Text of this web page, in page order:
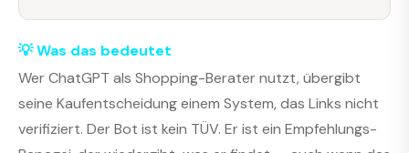
💡 Was das bedeutet
Wer ChatGPT als Shopping-Berater nutzt, übergibt
seine Kaufentscheidung einem System, das Links nicht
verifiziert. Der Bot ist kein TÜV. Er ist ein Empfehlungs-